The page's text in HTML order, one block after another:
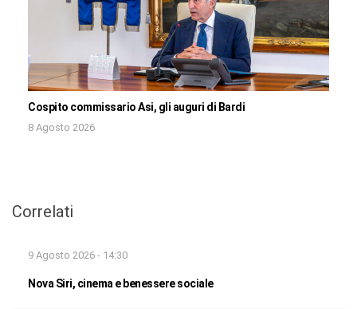
Cospito commissario Asi, gli auguri di Bardi
8 Agosto 2026
Correlati
9 Agosto 2026 - 14:30
Nova Siri, cinema e benessere sociale